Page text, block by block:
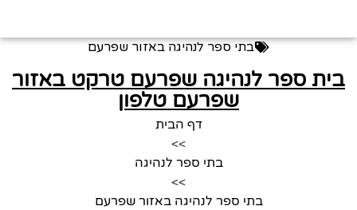
בתי ספר לנהיגה באזור שפרעם
בית ספר לנהיגה שפרעם טרקט באזור
שפרעם טלפון
דף הבית
>>
בתי ספר לנהיגה
>>
בתי ספר לנהיגה באזור שפרעם